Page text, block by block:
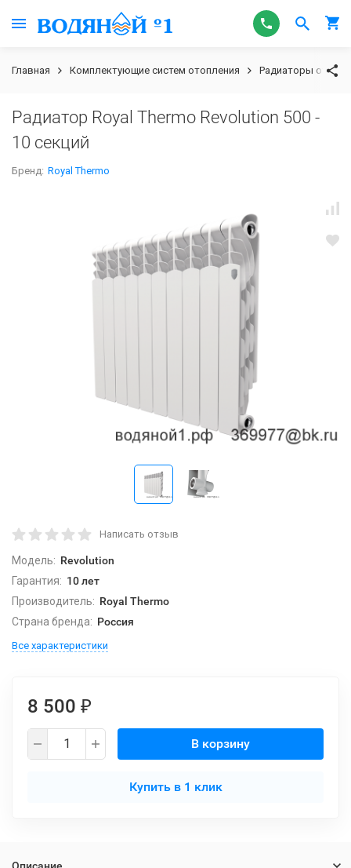
Главная Комплектующие систем отопления Радиаторы
Радиатор Royal Thermo Revolution 500 -
10 секций
Бренд: Royal Thermo
Написать отзыв
Модель: Revolution
Гарантия: 10 лет
Производитель: Royal Thermo
Страна бренда: Россия
Все характеристики
8 500 ₽
В корзину
Купить в 1 клик